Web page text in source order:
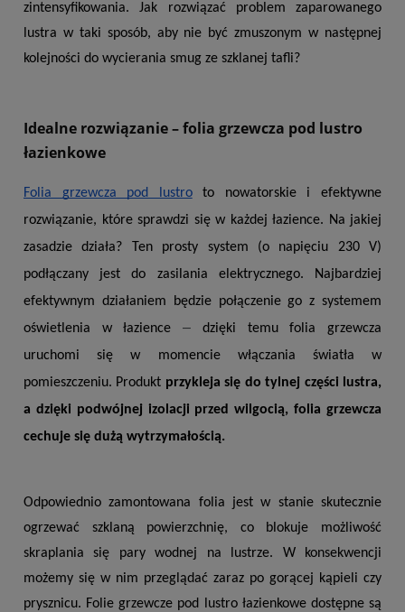
zintensyfikowania. Jak rozwiązać problem zaparowanego
lustra w taki sposób, aby nie być zmuszonym w następnej
kolejności do wycierania smug ze szklanej tafli?
Idealne rozwiązanie – folia grzewcza pod lustro
łazienkowe
Folia grzewcza pod lustro to nowatorskie i efektywne
rozwiązanie, które sprawdzi się w każdej łazience. Na jakiej
zasadzie działa? Ten prosty system (o napięciu 230 V)
podłączany jest do zasilania elektrycznego. Najbardziej
efektywnym działaniem będzie połączenie go z systemem
oświetlenia w łazience – dzięki temu folia grzewcza
uruchomi się w momencie włączania światła w
pomieszczeniu. Produkt przykleja się do tylnej części lustra,
a dzięki podwójnej izolacji przed wilgocią, folia grzewcza
cechuje się dużą wytrzymałością.
Odpowiednio zamontowana folia jest w stanie skutecznie
ogrzewać szklaną powierzchnię, co blokuje możliwość
skraplania się pary wodnej na lustrze. W konsekwencji
możemy się w nim przeglądać zaraz po gorącej kąpieli czy
prysznicu. Folie grzewcze pod lustro łazienkowe dostępne są